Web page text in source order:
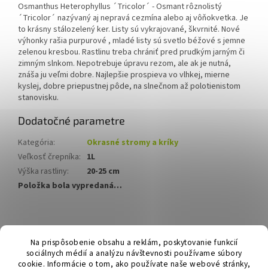
Na prispôsobenie obsahu a reklám, poskytovanie funkcií
sociálnych médií a analýzu návštevnosti používame súbory
cookie. Informácie o tom, ako používate naše webové stránky,
Osmanthus Heterophyllus ´Tricolor´ - Osmant rôznolistý
´Tricolor´ nazývaný aj nepravá cezmína alebo aj vôňokvetka. Je
to krásny stálozelený ker. Listy sú vykrajované, škvrnité. Nové
výhonky rašia purpurové , mladé listy sú svetlo béžové s jemne
zelenou kresbou. Rastlinu treba chrániť pred prudkým jarným či
zimným slnkom. Nepotrebuje úpravu rezom, ale ak je nutná,
znáša ju veľmi dobre. Najlepšie prospieva vo vlhkej, mierne
kyslej, dobre priepustnej pôde, na slnečnom až polotienistom
stanovisku.
Dodatočné parametre
Kategória:
Okrasné stromy a kríky
Veľkosť črepníka: 1L
Výška rastliny:
20-25 cm
Položka bola vypredaná…
á
Hurmikaki.com